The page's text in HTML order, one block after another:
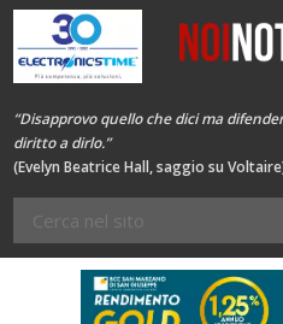
“Disapprovo quello che dici ma
diritto a dirlo.”
(Evelyn Beatrice Hall, saggio su